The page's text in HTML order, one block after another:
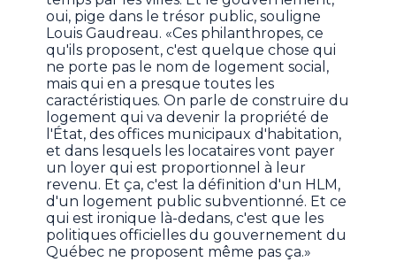
oui, pige dans le trésor public, souligne
Louis Gaudreau. «Ces philanthropes, ce
qu'ils proposent, c'est quelque chose qui
ne porte pas le nom de logement social,
mais qui en a presque toutes les
caractéristiques. On parle de construire du
logement qui va devenir la propriété de
l'État, des offices municipaux d'habitation,
et dans lesquels les locataires vont payer
un loyer qui est proportionnel à leur
revenu. Et ça, c'est la définition d'un HLM,
d'un logement public subventionné. Et ce
qui est ironique là-dedans, c'est que les
politiques officielles du gouvernement du
Québec ne proposent même pas ça.»